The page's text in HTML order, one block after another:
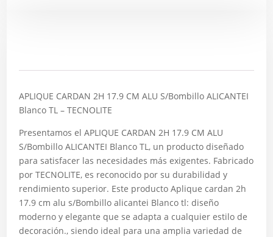
APLIQUE CARDAN 2H 17.9 CM ALU S/Bombillo ALICANTEI
Blanco TL – TECNOLITE
Presentamos el APLIQUE CARDAN 2H 17.9 CM ALU
S/Bombillo ALICANTEI Blanco TL, un producto diseñado
para satisfacer las necesidades más exigentes. Fabricado
por TECNOLITE, es reconocido por su durabilidad y
rendimiento superior. Este producto Aplique cardan 2h
17.9 cm alu s/Bombillo alicantei Blanco tl: diseño
moderno y elegante que se adapta a cualquier estilo de
decoración., siendo ideal para una amplia variedad de